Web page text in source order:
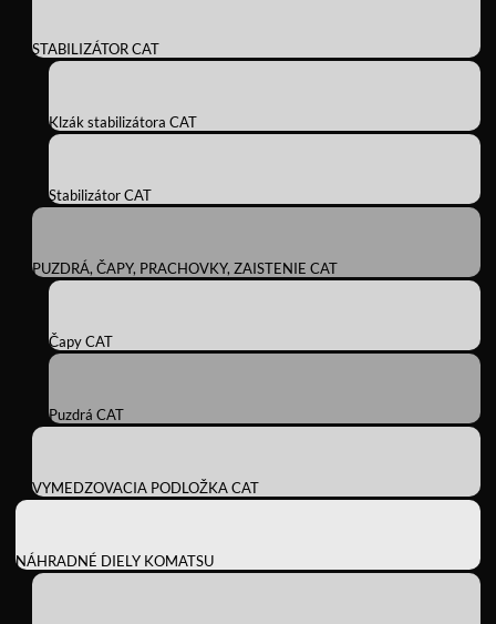
STABILIZÁTOR CAT
Klzák stabilizátora CAT
Stabilizátor CAT
PUZDRÁ, ČAPY, PRACHOVKY, ZAISTENIE CAT
Čapy CAT
Puzdrá CAT
VYMEDZOVACIA PODLOŽKA CAT
NÁHRADNÉ DIELY KOMATSU